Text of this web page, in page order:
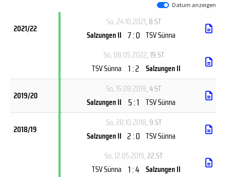
Datum anzeigen
2021/22
So, 24.10.2021, 8.ST
Salzungen II 7 : 0 TSV Sünna
So, 08.05.2022, 19.ST
TSV Sünna 1 : 2 Salzungen II
2019/20
So, 15.09.2019, 4.ST
Salzungen II 5 : 1 TSV Sünna
2018/19
So, 28.10.2018, 9.ST
Salzungen II 2 : 0 TSV Sünna
So, 12.05.2019, 22.ST
TSV Sünna 1 : 4 Salzungen II